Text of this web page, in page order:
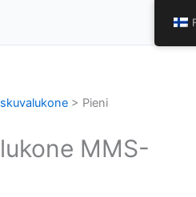
> Pieni
MMS-